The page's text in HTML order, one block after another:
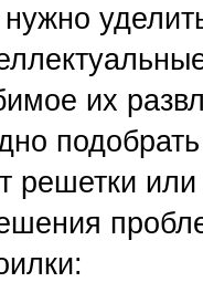
их
решетки